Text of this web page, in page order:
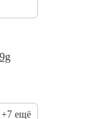
+7 ещё